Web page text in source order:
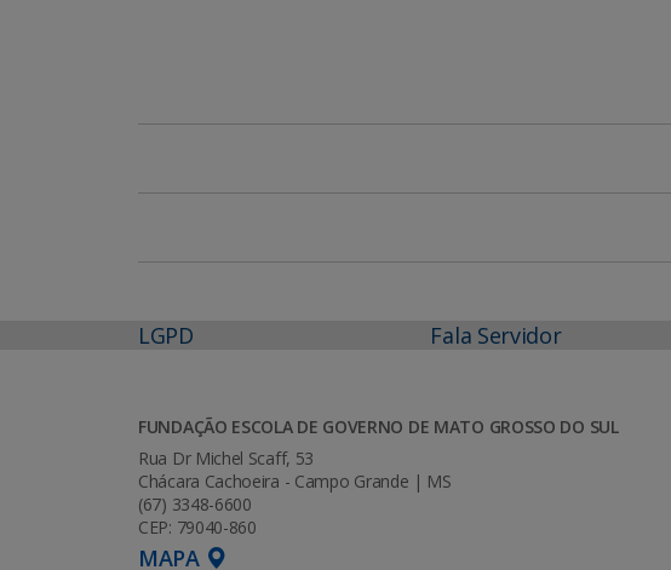
LGPD Fala Servidor
FUNDAÇÃO ESCOLA DE GOVERNO DE MATO GROSSO DO SUL
Rua Dr Michel Scaff, 53
Chácara Cachoeira - Campo Grande | MS
(67) 3348-6600
CEP: 79040-860
MAPA